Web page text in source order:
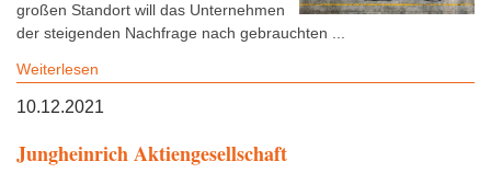
großen Standort will das Unternehmen
der steigenden Nachfrage nach gebrauchten ...
Weiterlesen
10.12.2021
Jungheinrich Aktiengesellschaft